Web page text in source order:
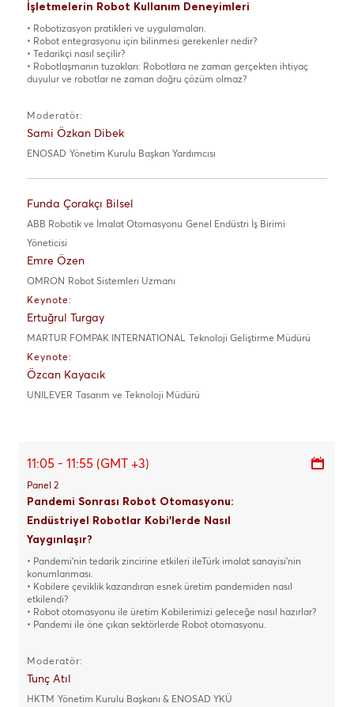
İşletmelerin Robot Kullanım Deneyimleri
• Robotizasyon pratikleri ve uygulamaları.
• Robot entegrasyonu için bilinmesi gerekenler nedir?
• Tedarikçi nasıl seçilir?
• Robotlaşmanın tuzakları: Robotlara ne zaman gerçekten ihtiyaç
duyulur ve robotlar ne zaman doğru çözüm olmaz?
Moderatör:
Sami Özkan Dibek
ENOSAD Yönetim Kurulu Başkan Yardımcısı
Funda Çorakçı Bilsel
ABB Robotik ve İmalat Otomasyonu Genel Endüstri İş Birimi
Yöneticisi
Emre Özen
OMRON
Robot Sistemleri Uzmanı
Keynote:
Ertuğrul Turgay
MARTUR FOMPAK INTERNATIONAL
Teknoloji Geliştirme Müdürü
Keynote:
Özcan Kayacık
UNILEVER Tasarım ve Teknoloji Müdürü
11:05 - 11:55 (GMT +3)
Panel 2
Pandemi Sonrası Robot Otomasyonu:
Endüstriyel Robotlar Kobi'lerde Nasıl
Yaygınlaşır?
• Pandemi’nin tedarik zincirine etkileri ileTürk imalat sanayisi’nin
konumlanması.
• Kobilere çeviklik kazandıran esnek üretim pandemiden nasıl
etkilendi?
• Robot otomasyonu ile üretim Kobilerimizi geleceğe nasıl hazırlar?
• Pandemi ile öne çıkan sektörlerde Robot otomasyonu.
Moderatör:
Tunç Atıl
HKTM Yönetim Kurulu Başkanı & ENOSAD YKÜ